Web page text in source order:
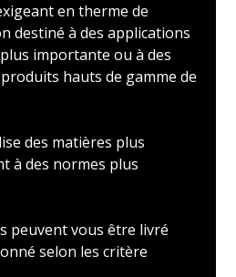
en therme de
destiné à des applications
importante ou à des
hauts de gamme de
des matières plus
à des normes plus
peuvent vous être livré
selon les critère